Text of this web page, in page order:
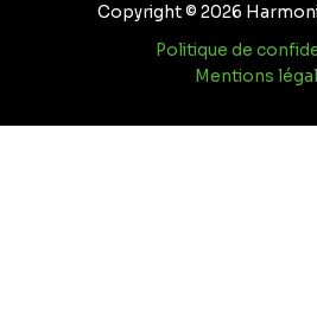
Copyright © 2026
Politique de
Mentions